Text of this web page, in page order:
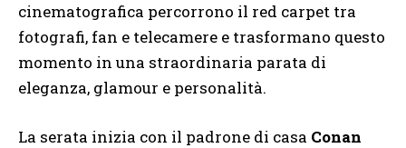
cinematografica percorrono il red carpet tra
fotografi, fan e telecamere e trasformano questo
momento in una straordinaria parata di
eleganza, glamour e personalità.
La serata inizia con il padrone di casa Conan